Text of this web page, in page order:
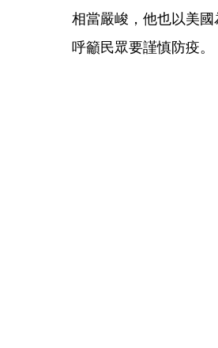
相當嚴峻，他也以美
呼籲民眾要謹慎防疫。